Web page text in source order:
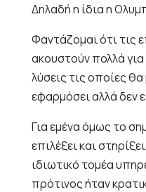
Δηλαδή η ίδια η
Φαντάζομαι ότι τις
ακουστούν πολλά για
λύσεις τις οποίες
εφαρμόσει αλλά δεν
Για εμένα όμως το
επιλέξει και
ιδιωτικό τομέα
πρότινος ήταν